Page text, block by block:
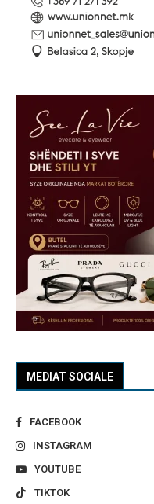
MEDIAT SOCIALE
FACEBOOK
INSTAGRAM
YOUTUBE
TIKTOK